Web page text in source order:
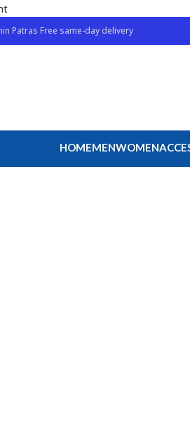
Patras Free same-day delivery
HOMEMENWOMEN